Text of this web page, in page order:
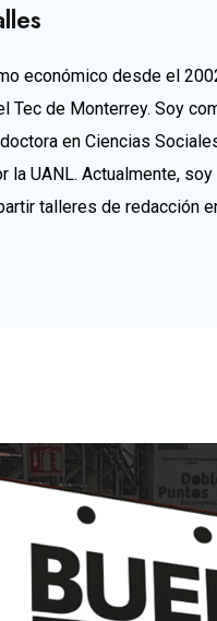
económico desde el
Tec de Monterrey. Soy
en Ciencias
la UANL. Actualmente,
talleres de redacción